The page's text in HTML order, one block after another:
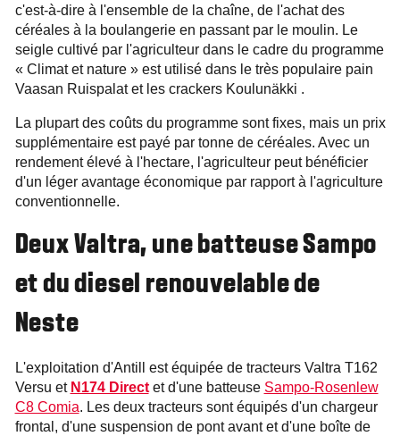
c'est-à-dire à l'ensemble de la chaîne, de l'achat des
céréales à la boulangerie en passant par le moulin. Le
seigle cultivé par l'agriculteur dans le cadre du programme
« Climat et nature » est utilisé dans le très populaire pain
Vaasan Ruispalat et les crackers Koulunäkki .
La plupart des coûts du programme sont fixes, mais un prix
supplémentaire est payé par tonne de céréales. Avec un
rendement élevé à l'hectare, l'agriculteur peut bénéficier
d'un léger avantage économique par rapport à l'agriculture
conventionnelle.
Deux Valtra, une batteuse Sampo
et du diesel renouvelable de
Neste
L'exploitation d'Antill est équipée de tracteurs Valtra T162
Versu et N174 Directet d'une batteuse Sampo-Rosenlew
C8 Comia. Les deux tracteurs sont équipés d'un chargeur
frontal, d'une suspension de pont avant et d'une boîte de